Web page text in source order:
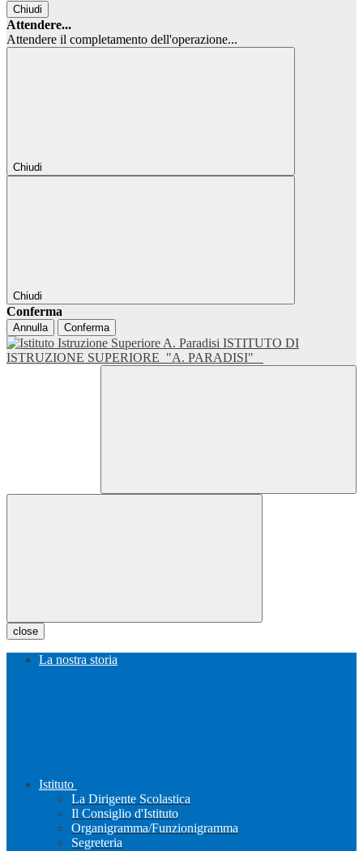
Chiudi
Attendere...
Attendere il completamento dell'operazione...
Chiudi
Chiudi
Conferma
Annulla Conferma
ISTITUTO DI
ISTRUZIONE SUPERIORE "A. PARADISI"
close
La nostra storia
Istituto
La Dirigente Scolastica
Il Consiglio d'Istituto
Organigramma/Funzionigramma
Segreteria